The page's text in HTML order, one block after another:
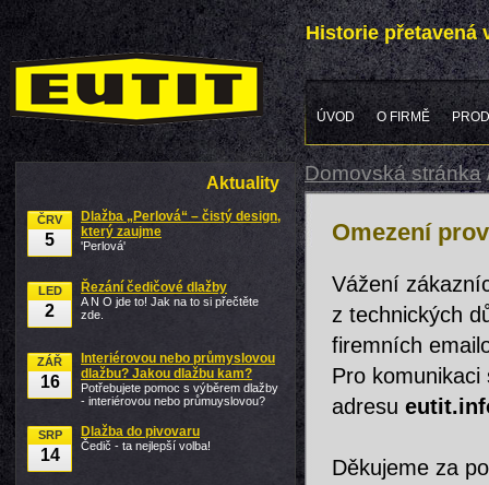
Historie přetavená
ÚVOD O FIRMĚ
Domovská stránka
Omezení
Vážení
z technických
firemních
Pro
adresu
Děkujeme za
Aktuality
ČRV
5
Dlažba „Perlová“ – čistý design,
který zaujme
'Perlová'
LED
2
Řezání čedičové dlažby
A N O jde to! Jak na to si přečtěte
zde.
ZÁŘ
16
Interiérovou nebo průmyslovou
dlažbu? Jakou dlažbu kam?
Potřebujete pomoc s výběrem dlažby
- interiérovou nebo průmuyslovou?
SRP
14
Dlažba do pivovaru
Čedič - ta nejlepší volba!